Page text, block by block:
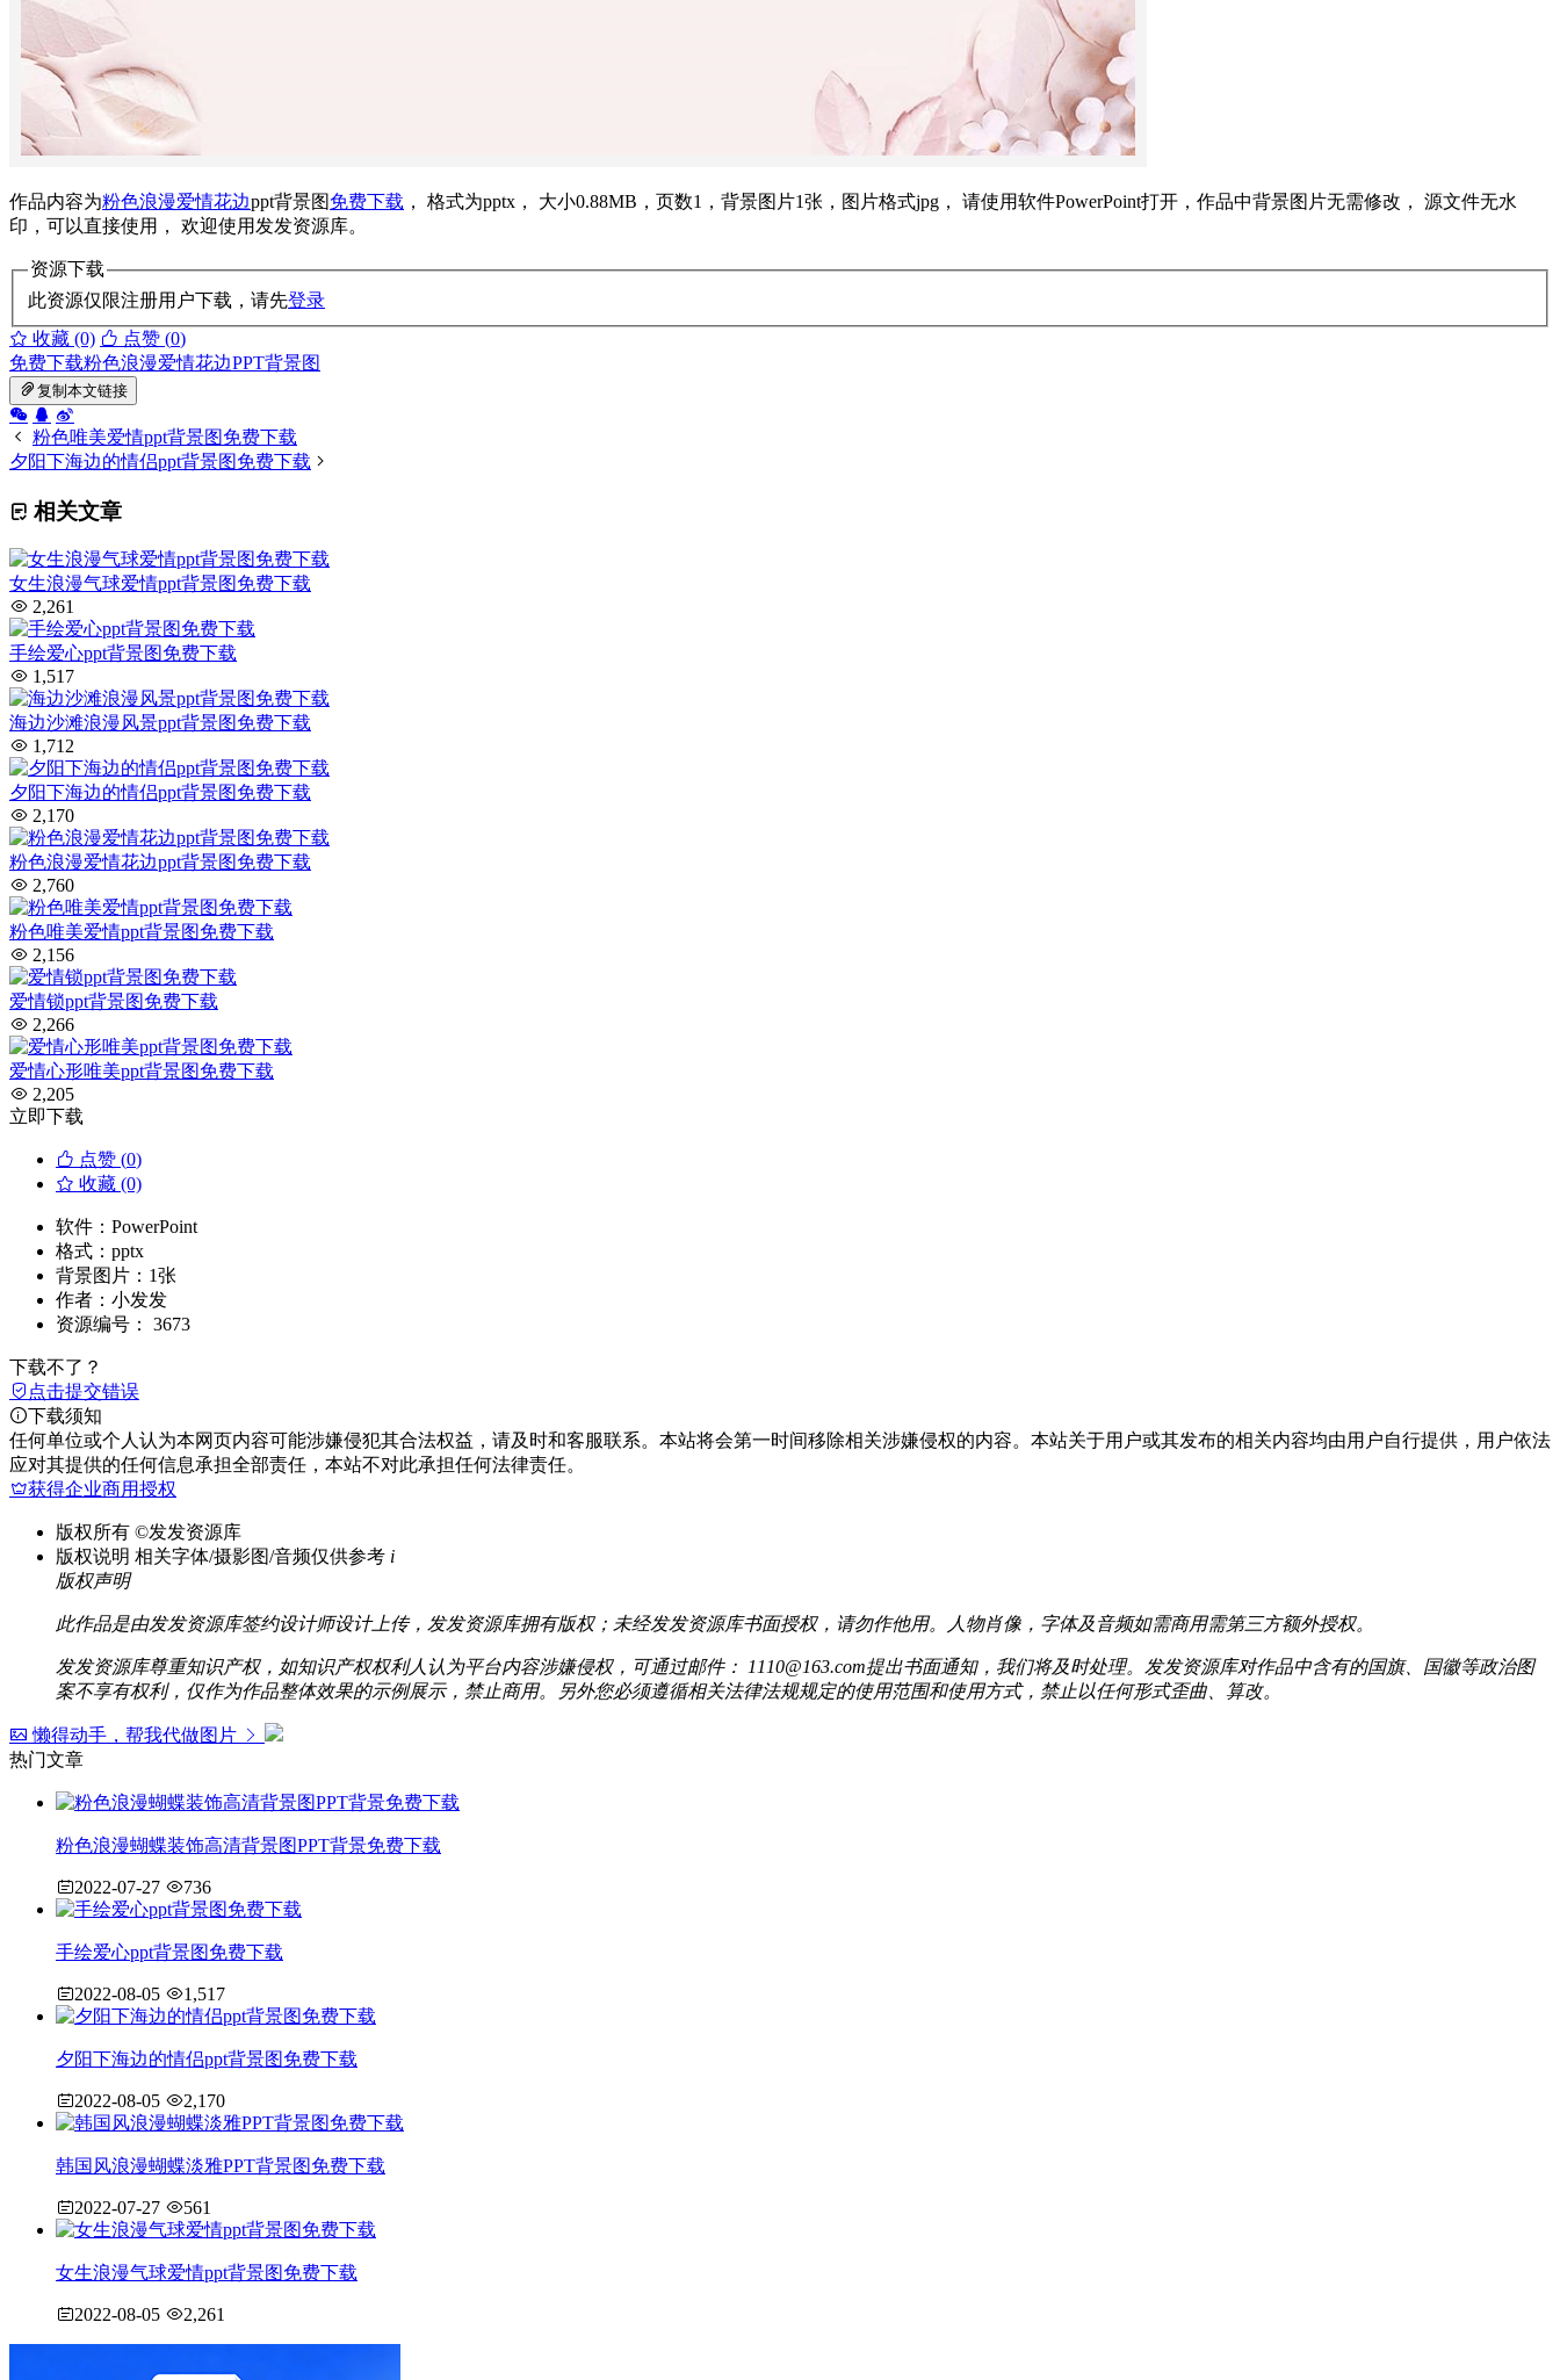
作品内容为粉色浪漫爱情花边ppt背景图免费下载 ， 格式为pptx， 大小0.88MB，页数1，背景图片1张，图片格式jpg， 请使用软件PowerPoint打开，作品中背景图片无需修改， 源文件无水
印，可以直接使用， 欢迎使用发发资源库。
资源下载
此资源仅限注册用户下载，请先登录
收藏 (0)
点赞 (0)
免费下载粉色浪漫爱情花边PPT背景图
复制本文链接
粉色唯美爱情ppt背景图免费下载
夕阳下海边的情侣ppt背景图免费下载
相关文章
女生浪漫气球爱情ppt背景图免费下载
2,261
手绘爱心ppt背景图免费下载
1,517
海边沙滩浪漫风景ppt背景图免费下载
1,712
夕阳下海边的情侣ppt背景图免费下载
2,170
粉色浪漫爱情花边ppt背景图免费下载
2,760
粉色唯美爱情ppt背景图免费下载
2,156
爱情锁ppt背景图免费下载
2,266
爱情心形唯美ppt背景图免费下载
2,205
立即下载
点赞 (0)
收藏 (0)
软件： PowerPoint
格式： pptx
背景图片： 1张
作者： 小发发
资源编号： 3673
下载不了？
点击提交错误
下载须知
任何单位或个人认为本网页内容可能涉嫌侵犯其合法权益，请及时和客服联系。本站将会第一时间移除相关涉嫌侵权的内容。本站关于用户或其发布的相关内容均由用户自行提供，用户依法
应对其提供的任何信息承担全部责任，本站不对此承担任何法律责任。
获得企业商用授权
版权所有 ©发发资源库
版权说明 相关字体/摄影图/音频仅供参考 i
版权声明
此作品是由发发资源库签约设计师设计上传，发发资源库拥有版权；未经发发资源库书面授权，请勿作他用。人物肖像，字体及音频如需商用需第三方额外授权。
发发资源库尊重知识产权，如知识产权权利人认为平台内容涉嫌侵权，可通过邮件： 1110@163.com提出书面通知，我们将及时处理。发发资源库对作品中含有的国旗、国徽等政治图
案不享有权利，仅作为作品整体效果的示例展示，禁止商用。另外您必须遵循相关法律法规规定的使用范围和使用方式，禁止以任何形式歪曲、算改。
懒得动手，帮我代做图片
热门文章
粉色浪漫蝴蝶装饰高清背景图PPT背景免费下载
2022-07-27 736
手绘爱心ppt背景图免费下载
2022-08-05 1,517
夕阳下海边的情侣ppt背景图免费下载
2022-08-05 2,170
韩国风浪漫蝴蝶淡雅PPT背景图免费下载
2022-07-27 561
女生浪漫气球爱情ppt背景图免费下载
2022-08-05 2,261